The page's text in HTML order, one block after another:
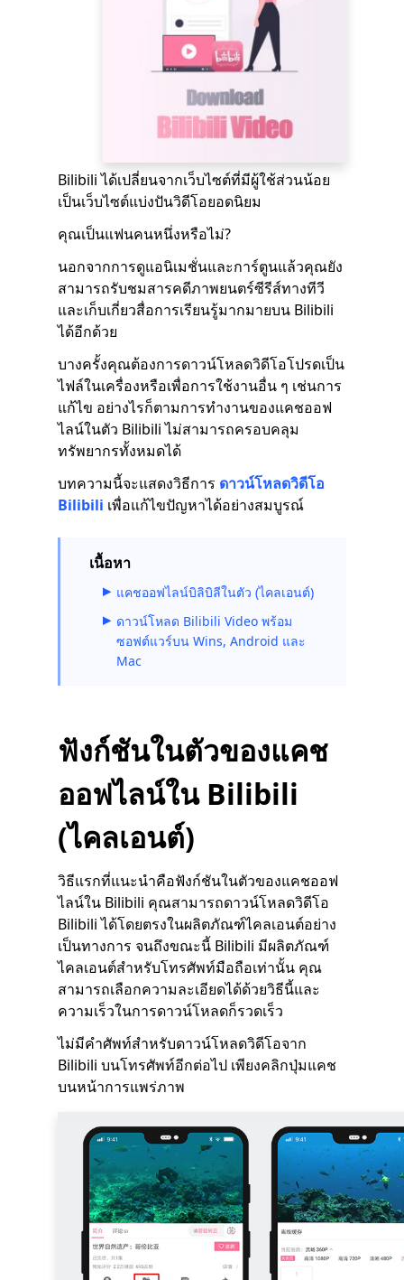
Bilibili ได้เปลี่ยนจากเว็บไซต์ที่มีผู้ใช้ส่วนน้อย
เป็นเว็บไซต์แบ่งปันวิดีโอยอดนิยม
คุณเป็นแฟนคนหนึ่งหรือไม่?
นอกจากการดูแอนิเมชั่นและการ์ตูนแล้วคุณยัง
สามารถรับชมสารคดีภาพยนตร์ซีรีส์ทางทีวี
และเก็บเกี่ยวสื่อการเรียนรู้มากมายบน Bilibili
ได้อีกด้วย
บางครั้งคุณต้องการดาวน์โหลดวิดีโอโปรดเป็น
ไฟล์ในเครื่องหรือเพื่อการใช้งานอื่น ๆ เช่นการ
แก้ไข อย่างไรก็ตามการทำงานของแคชออฟ
ไลน์ในตัว Bilibili ไม่สามารถครอบคลุม
ทรัพยากรทั้งหมดได้
บทความนี้จะแสดงวิธีการ ดาวน์โหลดวิดีโอ
Bilibili เพื่อแก้ไขปัญหาได้อย่างสมบูรณ์
เนื้อหา
แคชออฟไลน์บิลิบิลีในตัว (ไคลเอนต์)
ดาวน์โหลด Bilibili Video พร้อม
ซอฟต์แวร์บน Wins, Android และ
Mac
ฟังก์ชันในตัวของแคช
ออฟไลน์ใน Bilibili
(ไคลเอนต์)
วิธีแรกที่แนะนำคือฟังก์ชันในตัวของแคชออฟ
ไลน์ใน Bilibili คุณสามารถดาวน์โหลดวิดีโอ
Bilibili ได้โดยตรงในผลิตภัณฑ์ไคลเอนต์อย่าง
เป็นทางการ จนถึงขณะนี้ Bilibili มีผลิตภัณฑ์
ไคลเอนต์สำหรับโทรศัพท์มือถือเท่านั้น คุณ
สามารถเลือกความละเอียดได้ด้วยวิธีนี้และ
ความเร็วในการดาวน์โหลดก็รวดเร็ว
ไม่มีคำศัพท์สำหรับดาวน์โหลดวิดีโอจาก
Bilibili บนโทรศัพท์อีกต่อไป เพียงคลิกปุ่มแคช
บนหน้าการแพร่ภาพ